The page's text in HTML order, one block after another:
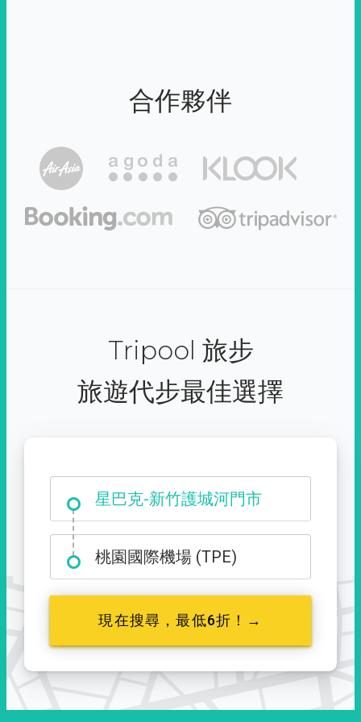
合作夥伴
Tripool 旅步
旅遊代步最佳選擇
星巴克-新竹護城河門市
大霸尖山登山口
桃園國際機場 (TPE)
現在搜尋，最低6折！→